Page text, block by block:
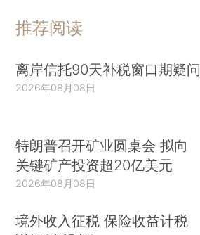
推荐阅读
离岸信托90天补税窗口期疑问
2026年08月08日
特朗普召开矿业圆桌会 拟向
关键矿产投资超20亿美元
2026年08月08日
境外收入征税 保险收益计税